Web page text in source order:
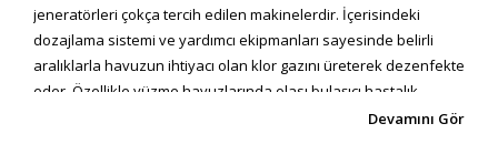
jeneratörleri çokça tercih edilen makinelerdir. İçerisindeki
dozajlama sistemi ve yardımcı ekipmanları sayesinde belirli
aralıklarla havuzun ihtiyacı olan klor gazını üreterek dezenfekte
eder. Özellikle yüzme havuzlarında olası bulaşıcı hastalık
Antech tuz klor